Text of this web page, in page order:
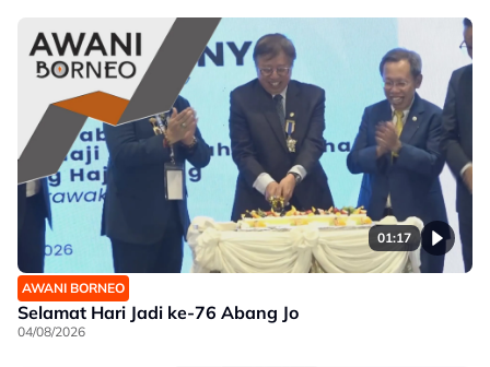
01:17
AWANI BORNEO
Selamat Hari Jadi ke-76 Abang Jo
04/08/2026